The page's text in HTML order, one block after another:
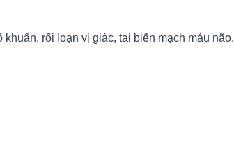
rối loạn vị giác, tai biến mạch máu não.